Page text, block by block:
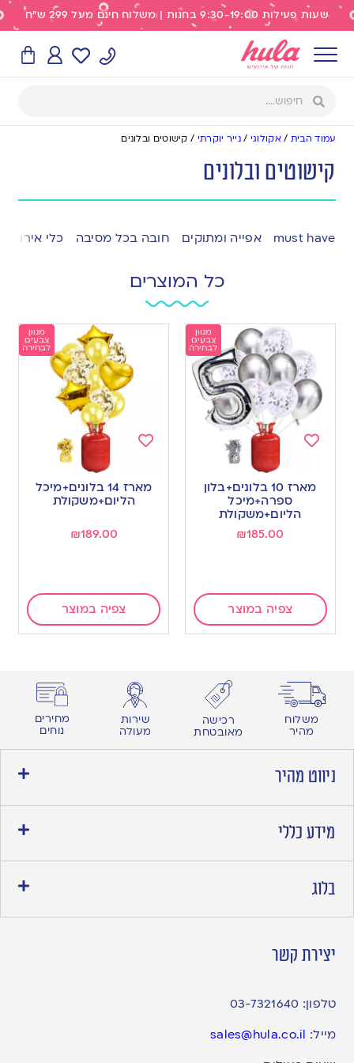
שעות פעילות 9:30-19:00 בחנות | משלוח חינם מעל 299 ש"ח
עמוד הבית /אקולוגי /נייר יוקרתי / קישוטים ובלונים
קישוטים ובלונים
must have אפייה ומתוקים חובה בכל מסיבה כלי אירוח
כל המוצרים
מגוון
צבעים
לבחירה
to
wishlist
מארז 10 בלונים+בלון
ספרה+מיכל
הליום+משקולת
₪185.00
צפיה במוצר
מגוון
צבעים
לבחירה
to
wishlist
מארז 14 בלונים+מיכל
הליום+משקולת
₪189.00
צפיה במוצר
משלוח
מהיר
רכישה
מאובטחת
שירות
מעולה
מחירים
נוחים
ניווט מהיר
מידע כללי
בלוג
יצירת קשר
טלפון: 03-7321640
מייל: sales@hula.co.il